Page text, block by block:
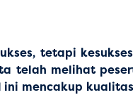
tetapi
telah melihat
mencakup